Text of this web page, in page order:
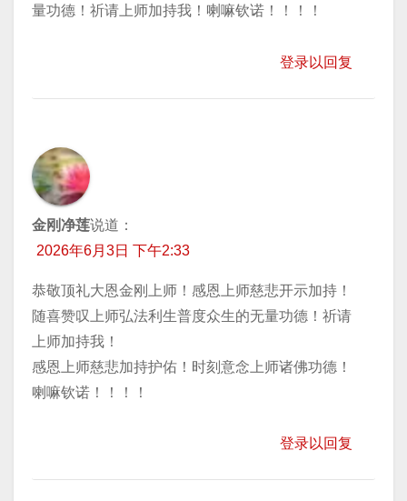
量功德！祈请上师加持我！喇嘛钦诺！！！！
登录以回复
金刚净莲说道：
2026年6月3日 下午2:33
恭敬顶礼大恩金刚上师！感恩上师慈悲开示加持！
随喜赞叹上师弘法利生普度众生的无量功德！祈请
上师加持我！
感恩上师慈悲加持护佑！时刻意念上师诸佛功德！
喇嘛钦诺！！！！
登录以回复